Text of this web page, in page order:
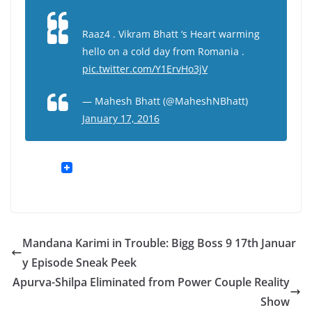
Raaz4 . Vikram Bhatt ‘s Heart warming
hello on a cold day from Romania .
pic.twitter.com/Y1ErvHo3jV
— Mahesh Bhatt (@MaheshNBhatt)
January 17, 2016
Mandana Karimi in Trouble: Bigg Boss 9 17th Januar
y Episode Sneak Peek
Apurva-Shilpa Eliminated from Power Couple Reality
Show